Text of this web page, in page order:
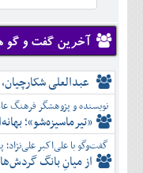
شهريور
مهر
آبان
آذر
دی
بهمن
اسفند
تير
مرداد
شهريور
مهر
آبان
آذر
دی
بهمن
اسفند
آخرین گفت و گو
عبدالعلی
نویسنده و پژوهشگر فرهنگ
«تیرماسیزه‌شو»؛
گفت‌وگو با علی‌اکبر علی‌نژاد؛
از میانِ بانگ